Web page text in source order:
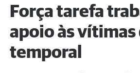
Força tarefa
apoio às
temporal